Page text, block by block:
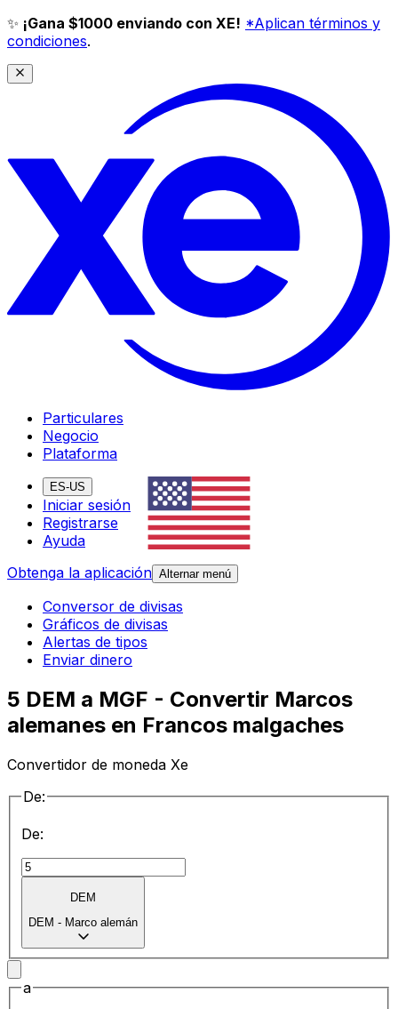
✨ ¡Gana $1000 enviando con XE! *Aplican términos y
condiciones.
Particulares
Negocio
Plataforma
ES-US
Iniciar sesión
Registrarse
Ayuda
Obtenga la aplicación Alternar menú
Conversor de divisas
Gráficos de divisas
Alertas de tipos
Enviar dinero
5 DEM a MGF - Convertir Marcos
alemanes en Francos malgaches
Convertidor de moneda Xe
De:
De:
DEM
DEM - Marco alemán
a